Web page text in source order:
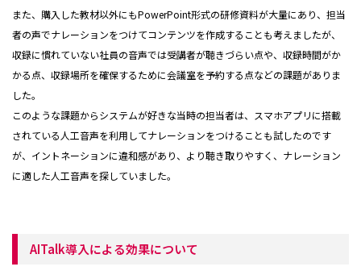
また、購入した教材以外にもPowerPoint形式の研修資料が大量にあり、担当
者の声でナレーションをつけてコンテンツを作成することも考えましたが、
収録に慣れていない社員の音声では受講者が聴きづらい点や、収録時間がか
かる点、収録場所を確保するために会議室を予約する点などの課題がありま
した。
このような課題からシステムが好きな当時の担当者は、スマホアプリに搭載
されている人工音声を利用してナレーションをつけることも試したのです
が、イントネーションに違和感があり、より聴き取りやすく、ナレーション
に適した人工音声を探していました。
AITalk導入による効果について